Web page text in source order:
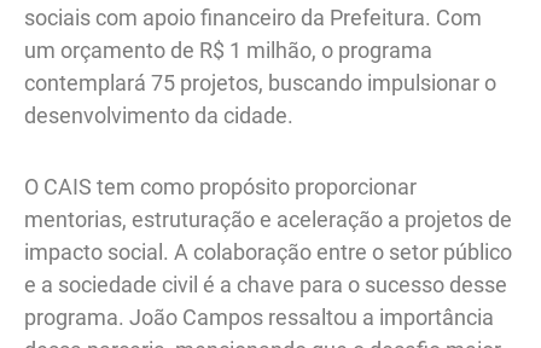
sociais com apoio financeiro da Prefeitura. Com
um orçamento de R$ 1 milhão, o programa
contemplará 75 projetos, buscando impulsionar o
desenvolvimento da cidade.
O CAIS tem como propósito proporcionar
mentorias, estruturação e aceleração a projetos de
impacto social. A colaboração entre o setor público
e a sociedade civil é a chave para o sucesso desse
programa. João Campos ressaltou a importância